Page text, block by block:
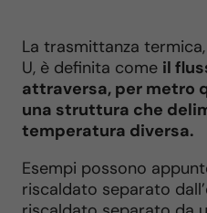
La trasmittanza
U, è definita come il
attraversa, per metro
una struttura che
temperatura diversa.
Esempi possono
riscaldato separato